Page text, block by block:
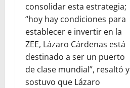
consolidar esta estrategia;
“hoy hay condiciones para
establecer e invertir en la
ZEE, Lázaro Cárdenas está
destinado a ser un puerto
de clase mundial”, resaltó y
sostuvo que Lázaro